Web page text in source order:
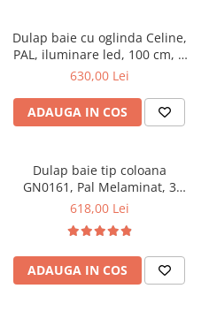
Saltele cu spuma
Seturi mese si scaune bucatarie
Mobilier hol
Mobila hol
Suporturi si rafturi pantofi
Portmantouri
Seturi mobilier hol
Stender haine
Suport pentru umerase
Cuiere
Mobilier gradinita
Dulap baie cu oglinda Celine,
PAL, iluminare led, 100 cm, 3
usi, 3 rafturi, soft close, alb
630,00 Lei
ADAUGA IN COS
Dulap baie tip coloana
GN0161, Pal Melaminat, 3
rafturi, cos rufe, alb
618,00 Lei
ADAUGA IN COS